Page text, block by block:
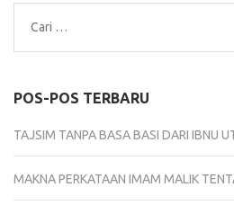
Cari
untuk:
POS-POS TERBARU
TAJSIM TANPA BASA BASI DARI IBNU
MAKNA PERKATAAN IMAM MALIK